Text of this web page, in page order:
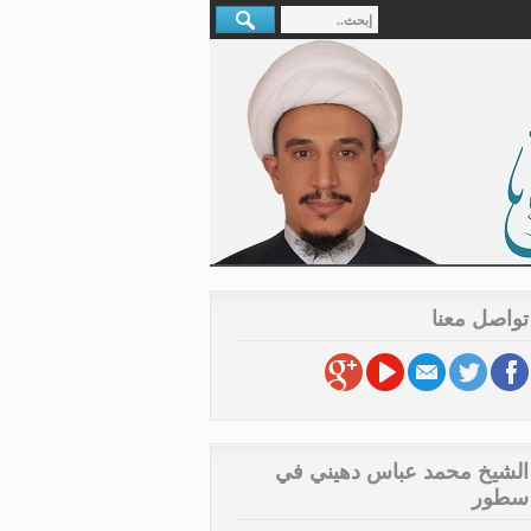
تواصل معنا
الشيخ محمد عباس دهيني في
سطور